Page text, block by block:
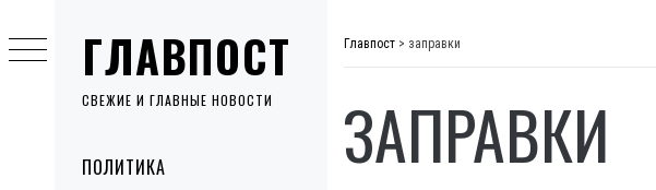
ГЛАВПОСТ
СВЕЖИЕ И ГЛАВНЫЕ НОВОСТИ
MenuПОЛИТИКА
to
content
Главпост > заправки
ЗАПРАВКИ